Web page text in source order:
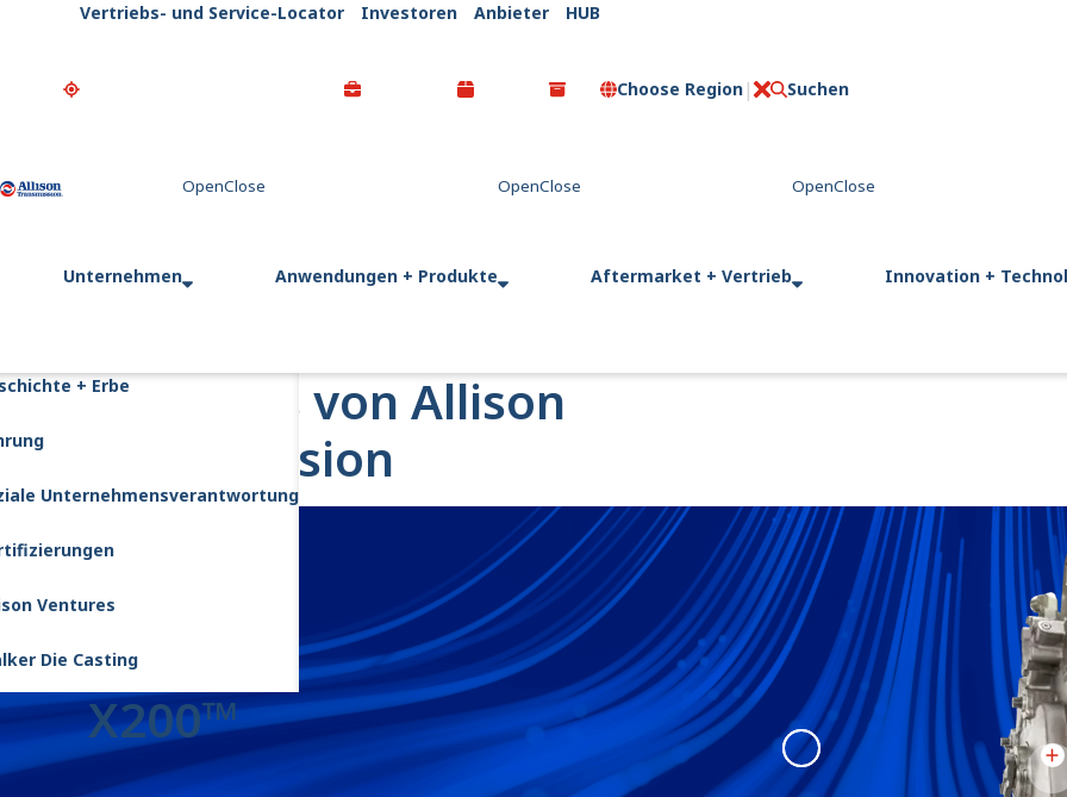
Go Home
Vertriebs- und Service-Locator Investoren Anbieter HUB
Choose Region Suchen
C
s
Unternehmen
+ Erbe
Unternehmensverantwortung
Ventures
Die Casting
Anwendungen + Produkte Aftermarket + Vertrieb Innovation +
X Models von Allison
Transmission
X200™